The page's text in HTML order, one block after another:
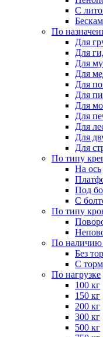
С
По
Для
Для
Для
Для
Для
Для
Для
Для
Для
Для
Для
По типу
На ось
Под
С
По типу
По наличию
Без
С
По нагрузке
100 кг
150 кг
200 кг
300 кг
500 кг